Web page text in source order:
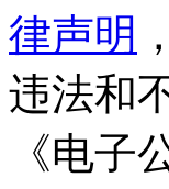
律声明
违法和
《电子